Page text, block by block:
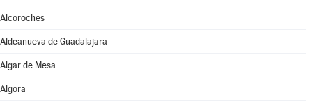
Alcoroches
Aldeanueva de Guadalajara
Algar de Mesa
Algora